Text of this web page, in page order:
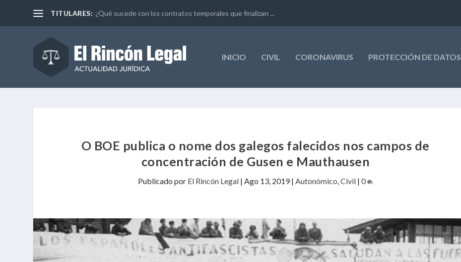
TITULARES: ¿Qué sucede con los contratos temporales que finalizan ...
INICIO CIVIL CORONAVIRUS PROTECCIÓN DE DATOS
O BOE publica o nome dos galegos falecidos nos campos de
concentración de Gusen e Mauthausen
Publicado por El Rincón Legal| Ago 13, 2019| Autonómico,Civil| 0